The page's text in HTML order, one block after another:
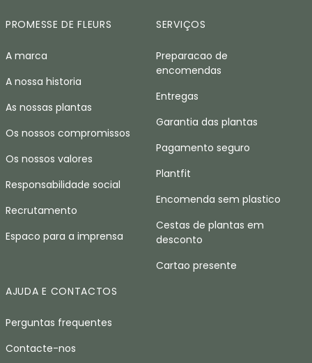
PROMESSE DE FLEURS
A marca
A nossa historia
As nossas plantas
Os nossos compromissos
Os nossos valores
Responsabilidade social
Recrutamento
Espaco para a imprensa
SERVIÇOS
Preparacao de
encomendas
Entregas
Garantia das plantas
Pagamento seguro
Plantfit
Encomenda sem plastico
Cestas de plantas em
desconto
Cartao presente
AJUDA E CONTACTOS
Perguntas frequentes
Contacte-nos